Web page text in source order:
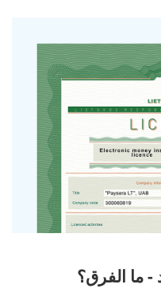
ما الفرق؟